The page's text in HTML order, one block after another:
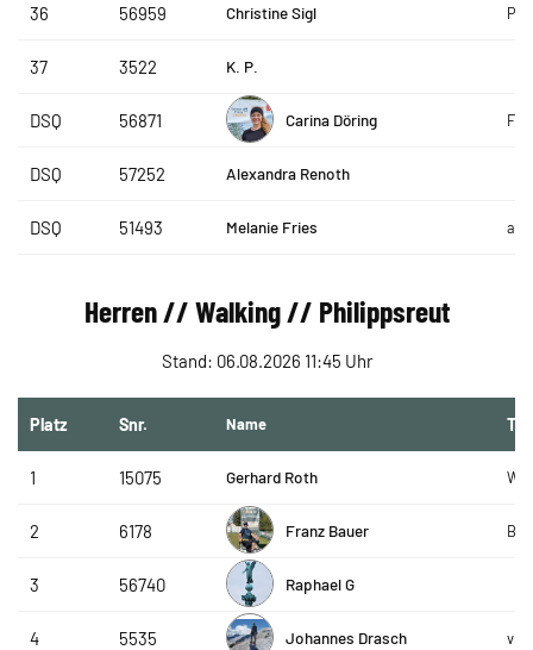
36 56959 Christine Sigl
37 3522 K. P.
DSQ 56871 Carina Döring
DSQ 57252 Alexandra Renoth
DSQ 51493 Melanie Fries
Herren // Walking // Philippsreut
Stand: 06.08.2026 11:45 Uhr
Platz Snr. Name
1 15075 Gerhard Roth
2 6178 Franz Bauer B+F
3 56740 Raphael G
4 5535 Johannes Drasch